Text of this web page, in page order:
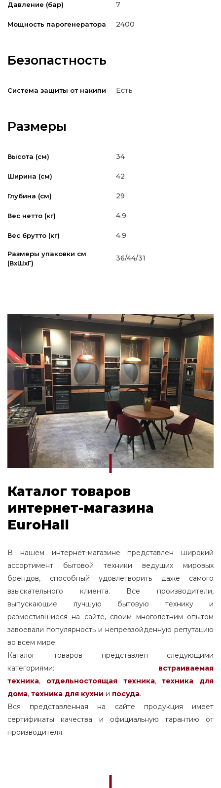
Давление (бар) 7
Мощность парогенератора 2400
Безопастность
Система защиты от накипи Есть
Размеры
Высота (см) 34
Ширина (см) 42
Глубина (см) 29
Вес нетто (кг) 4.9
Вес брутто (кг) 4.9
Размеры упаковки см
(ВxШxГ)
36/44/31
Каталог товаров
интернет-магазина
EuroHall
В нашем интернет-магазине представлен широкий
ассортимент бытовой техники ведущих мировых
брендов, способный удовлетворить даже самого
взыскательного клиента. Все производители,
выпускающие лучшую бытовую технику и
разместившиеся на сайте, своим многолетним опытом
завоевали популярность и непревзойденную репутацию
во всем мире.
Каталог товаров представлен следующими
категориями: встраиваемая
техника, отдельностоящаятехника,
техника для
дома, техника для кухни и посуда.
Вся представленная на сайте продукция имеет
сертификаты качества и официальную гарантию от
производителя.